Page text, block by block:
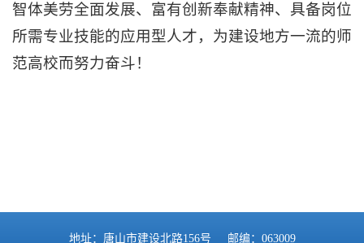
智体美劳全面发展、富有创新奉献精神、具备岗位
所需专业技能的应用型人才，为建设地方一流的师
范高校而努力奋斗！
地址：唐山市建设北路156号 邮编：063009